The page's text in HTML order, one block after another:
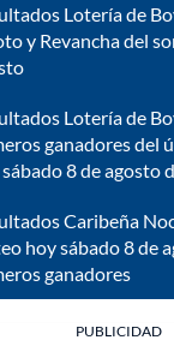
Lotería de
y Revancha del
Lotería de
ganadores del
8 de agosto
Caribeña
hoy sábado 8 de
ganadores
PUBLICIDAD